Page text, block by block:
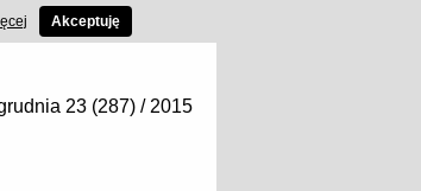
23 (287) / 2015
Akceptuję